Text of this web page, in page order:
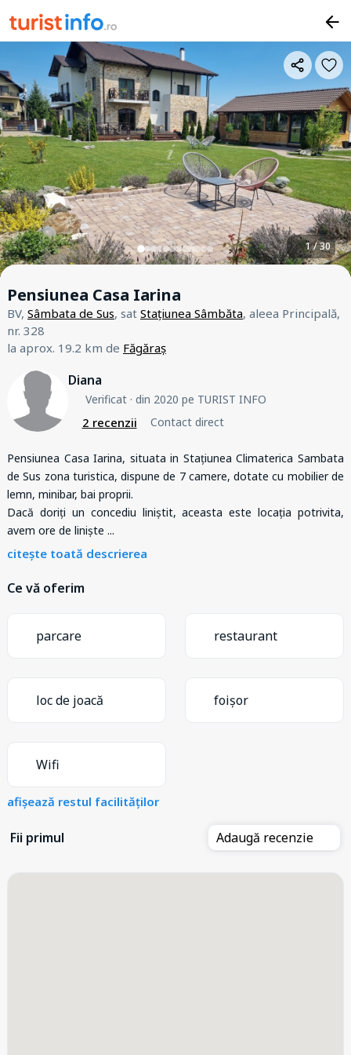
1 / 30
Pensiunea Casa Iarina
BV, Sâmbata de Sus, sat Stațiunea Sâmbăta, aleea Principală,
nr. 328
la aprox. 19.2 km de Făgăraș
Diana
Verificat· din 2020 pe TURIST INFO
2 recenzii Contact direct
Pensiunea Casa Iarina, situata in Stațiunea Climaterica Sambata
de Sus zona turistica, dispune de 7 camere, dotate cu mobilier de
lemn, minibar, bai proprii.
Dacă doriți un concediu liniștit, aceasta este locația potrivita,
avem ore de liniște ...
citește toată descrierea
Ce vă oferim
parcare restaurant
loc de joacă foișor
Wifi
afișează restul facilităților
Fii primul Adaugă recenzie